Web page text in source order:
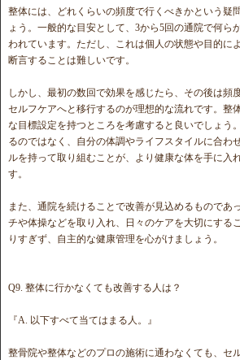
整体には、どれくらいの頻度で行くべきかという疑
ょう。一般的な目安として、3から5回の通院で何ら
われています。ただし、これは個人の状態や目的に
断言することは難しいです。
しかし、最初の数回で効果を感じたら、その後は頻
セルフケアへと移行するのが理想的な流れです。整
な目標設定を持つところを考慮すると良いでしょう
るのではなく、自分の体調やライフスタイルに合わ
ルを持って取り組むことが、より健康な体を手に入
す。
また、通院を続けることで改善が見込めるものであ
チや体操などを取り入れ、日々のケアを大切にする
りすぎず、自主的な健康管理を心がけましょう。
Q9. 整体に行かなくても改善する人は？
『A. 以下すべて当てはまる人。』
整骨院や整体などのプロの施術に通わなくても、セ